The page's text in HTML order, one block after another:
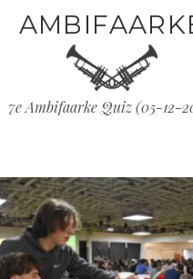
7e Ambifaarke Quiz (05-12-